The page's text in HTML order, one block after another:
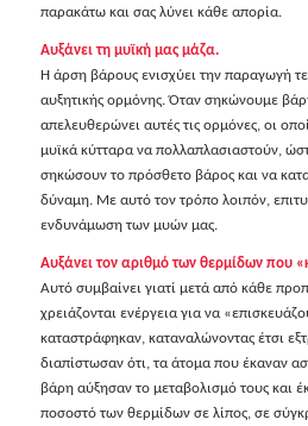
παρακάτω και σας λύνει κάθε απορία.
Αυξάνει τη μυϊκή μας μάζα.
Η άρση βάρους ενισχύει την παραγωγή
αυξητικής ορμόνης. Όταν σηκώνουμε
απελευθερώνει αυτές τις ορμόνες, οι
μυϊκά κύτταρα να πολλαπλασιαστούν,
σηκώσουν το πρόσθετο βάρος και να
δύναμη. Με αυτό τον τρόπο λοιπόν,
ενδυνάμωση των μυών μας.
Αυξάνει τον αριθμό των θερμίδων που
Αυτό συμβαίνει γιατί μετά από κάθε
χρειάζονται ενέργεια για να
καταστράφηκαν, καταναλώνοντας έτσι
διαπίστωσαν ότι, τα άτομα που έκαναν
βάρη αύξησαν το μεταβολισμό τους και
ποσοστό των θερμίδων σε λίπος, σε